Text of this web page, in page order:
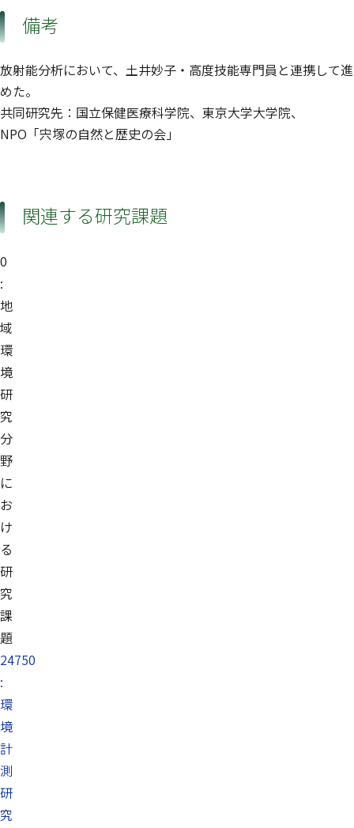
備考
放射能分析において、土井妙子・高度技能専門員と連携して進
めた。
共同研究先：国立保健医療科学院、東京大学大学院、
NPO「宍塚の自然と歴史の会」
関連する研究課題
0
:
地
域
環
境
研
究
分
野
に
お
け
る
研
究
課
題
24750
:
環
境
計
測
研
究